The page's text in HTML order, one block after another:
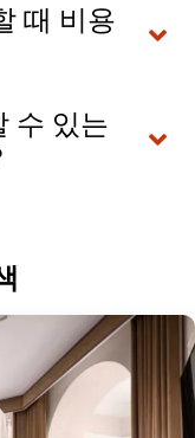
때 비용
수 있는